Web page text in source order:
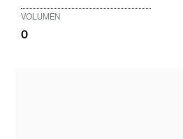
VOLUMEN
0